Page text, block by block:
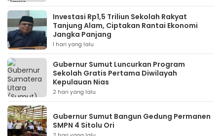
Investasi Rp1,5 Triliun Sekolah Rakyat
Tanjung Alam, Ciptakan Rantai Ekonomi
Jangka Panjang
1 hari yang lalu
Gubernur Sumut Luncurkan Program
Sekolah Gratis Pertama Diwilayah
Kepulauan Nias
2 hari yang lalu
Gubernur Sumut Bangun Gedung Permanen
SMPN 4 Sitolu Ori